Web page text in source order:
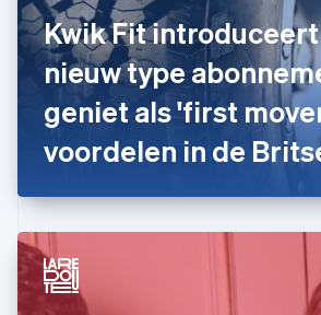
Kwik Fit
nieuw type
geniet als 'first
voordelen in de
Frankrijk
FrançaisEnglish
Gibraltar
English
Griekenland
Hongarije
Hongkong SAR, China
English
India
English